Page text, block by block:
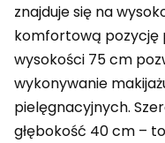
znajduje się na
komfortową pozycję
wysokości 75 cm
wykonywanie
pielęgnacyjnych.
głębokość 40 cm –